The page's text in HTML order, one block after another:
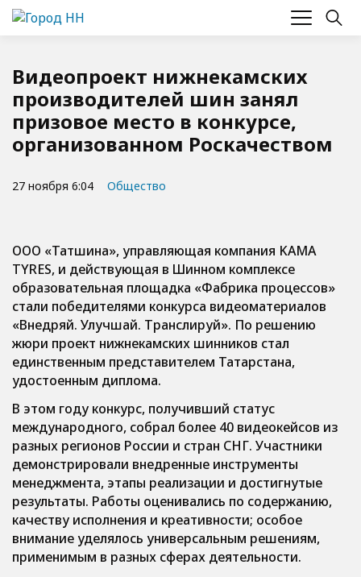
Видеопроект нижнекамских
производителей шин занял
призовое место в конкурсе,
организованном Роскачеством
27 ноября 6:04 Общество
ООО «Татшина», управляющая компания KAMA
TYRES, и действующая в Шинном комплексе
образовательная площадка «Фабрика процессов»
стали победителями конкурса видеоматериалов
«Внедряй. Улучшай. Транслируй». По решению
жюри проект нижнекамских шинников стал
единственным представителем Татарстана,
удостоенным диплома.
В этом году конкурс, получивший статус
международного, собрал более 40 видеокейсов из
разных регионов России и стран СНГ. Участники
демонстрировали внедренные инструменты
менеджмента, этапы реализации и достигнутые
результаты. Работы оценивались по содержанию,
качеству исполнения и креативности; особое
внимание уделялось универсальным решениям,
применимым в разных сферах деятельности.